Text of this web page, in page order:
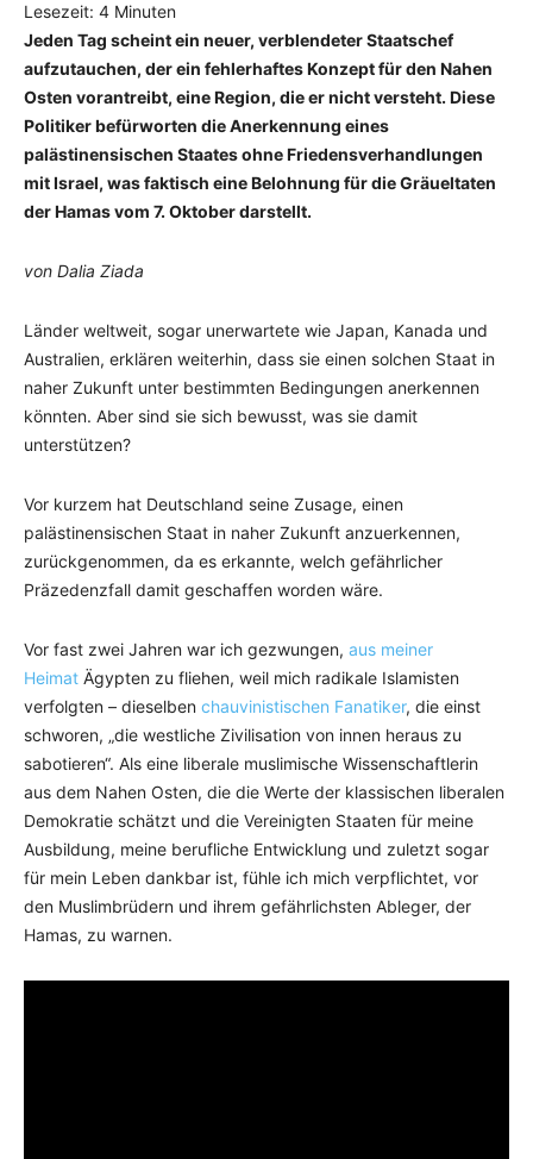
Lesezeit: 4 Minuten
Jeden Tag scheint ein neuer, verblendeter Staatschef
aufzutauchen, der ein fehlerhaftes Konzept für den Nahen
Osten vorantreibt, eine Region, die er nicht versteht. Diese
Politiker befürworten die Anerkennung eines
palästinensischen Staates ohne Friedensverhandlungen
mit Israel, was faktisch eine Belohnung für die Gräueltaten
der Hamas vom 7. Oktober darstellt.
von Dalia Ziada
Länder weltweit, sogar unerwartete wie Japan, Kanada und
Australien, erklären weiterhin, dass sie einen solchen Staat in
naher Zukunft unter bestimmten Bedingungen anerkennen
könnten. Aber sind sie sich bewusst, was sie damit
unterstützen?
Vor kurzem hat Deutschland seine Zusage, einen
palästinensischen Staat in naher Zukunft anzuerkennen,
zurückgenommen, da es erkannte, welch gefährlicher
Präzedenzfall damit geschaffen worden wäre.
Vor fast zwei Jahren war ich gezwungen, aus meiner
Heimat Ägypten zu fliehen, weil mich radikale Islamisten
verfolgten – dieselben chauvinistischen Fanatiker, die einst
schworen, „die westliche Zivilisation von innen heraus zu
sabotieren“. Als eine liberale muslimische Wissenschaftlerin
aus dem Nahen Osten, die die Werte der klassischen liberalen
Demokratie schätzt und die Vereinigten Staaten für meine
Ausbildung, meine berufliche Entwicklung und zuletzt sogar
für mein Leben dankbar ist, fühle ich mich verpflichtet, vor
den Muslimbrüdern und ihrem gefährlichsten Ableger, der
Hamas, zu warnen.